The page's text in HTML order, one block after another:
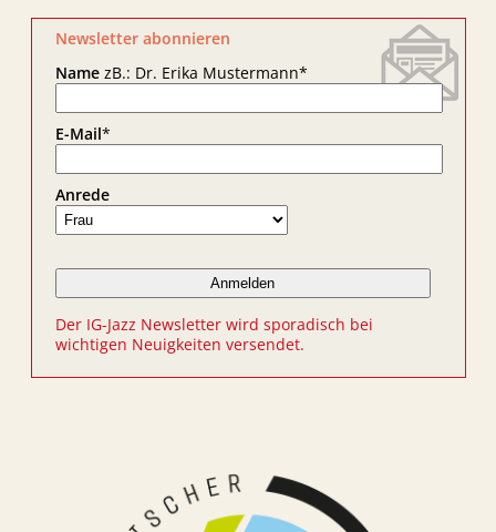
Newsletter abonnieren
NamezB.: Dr. Erika Mustermann*
E-Mail*
Anrede
Der IG-Jazz Newsletter wird sporadisch bei
wichtigen Neuigkeiten versendet.